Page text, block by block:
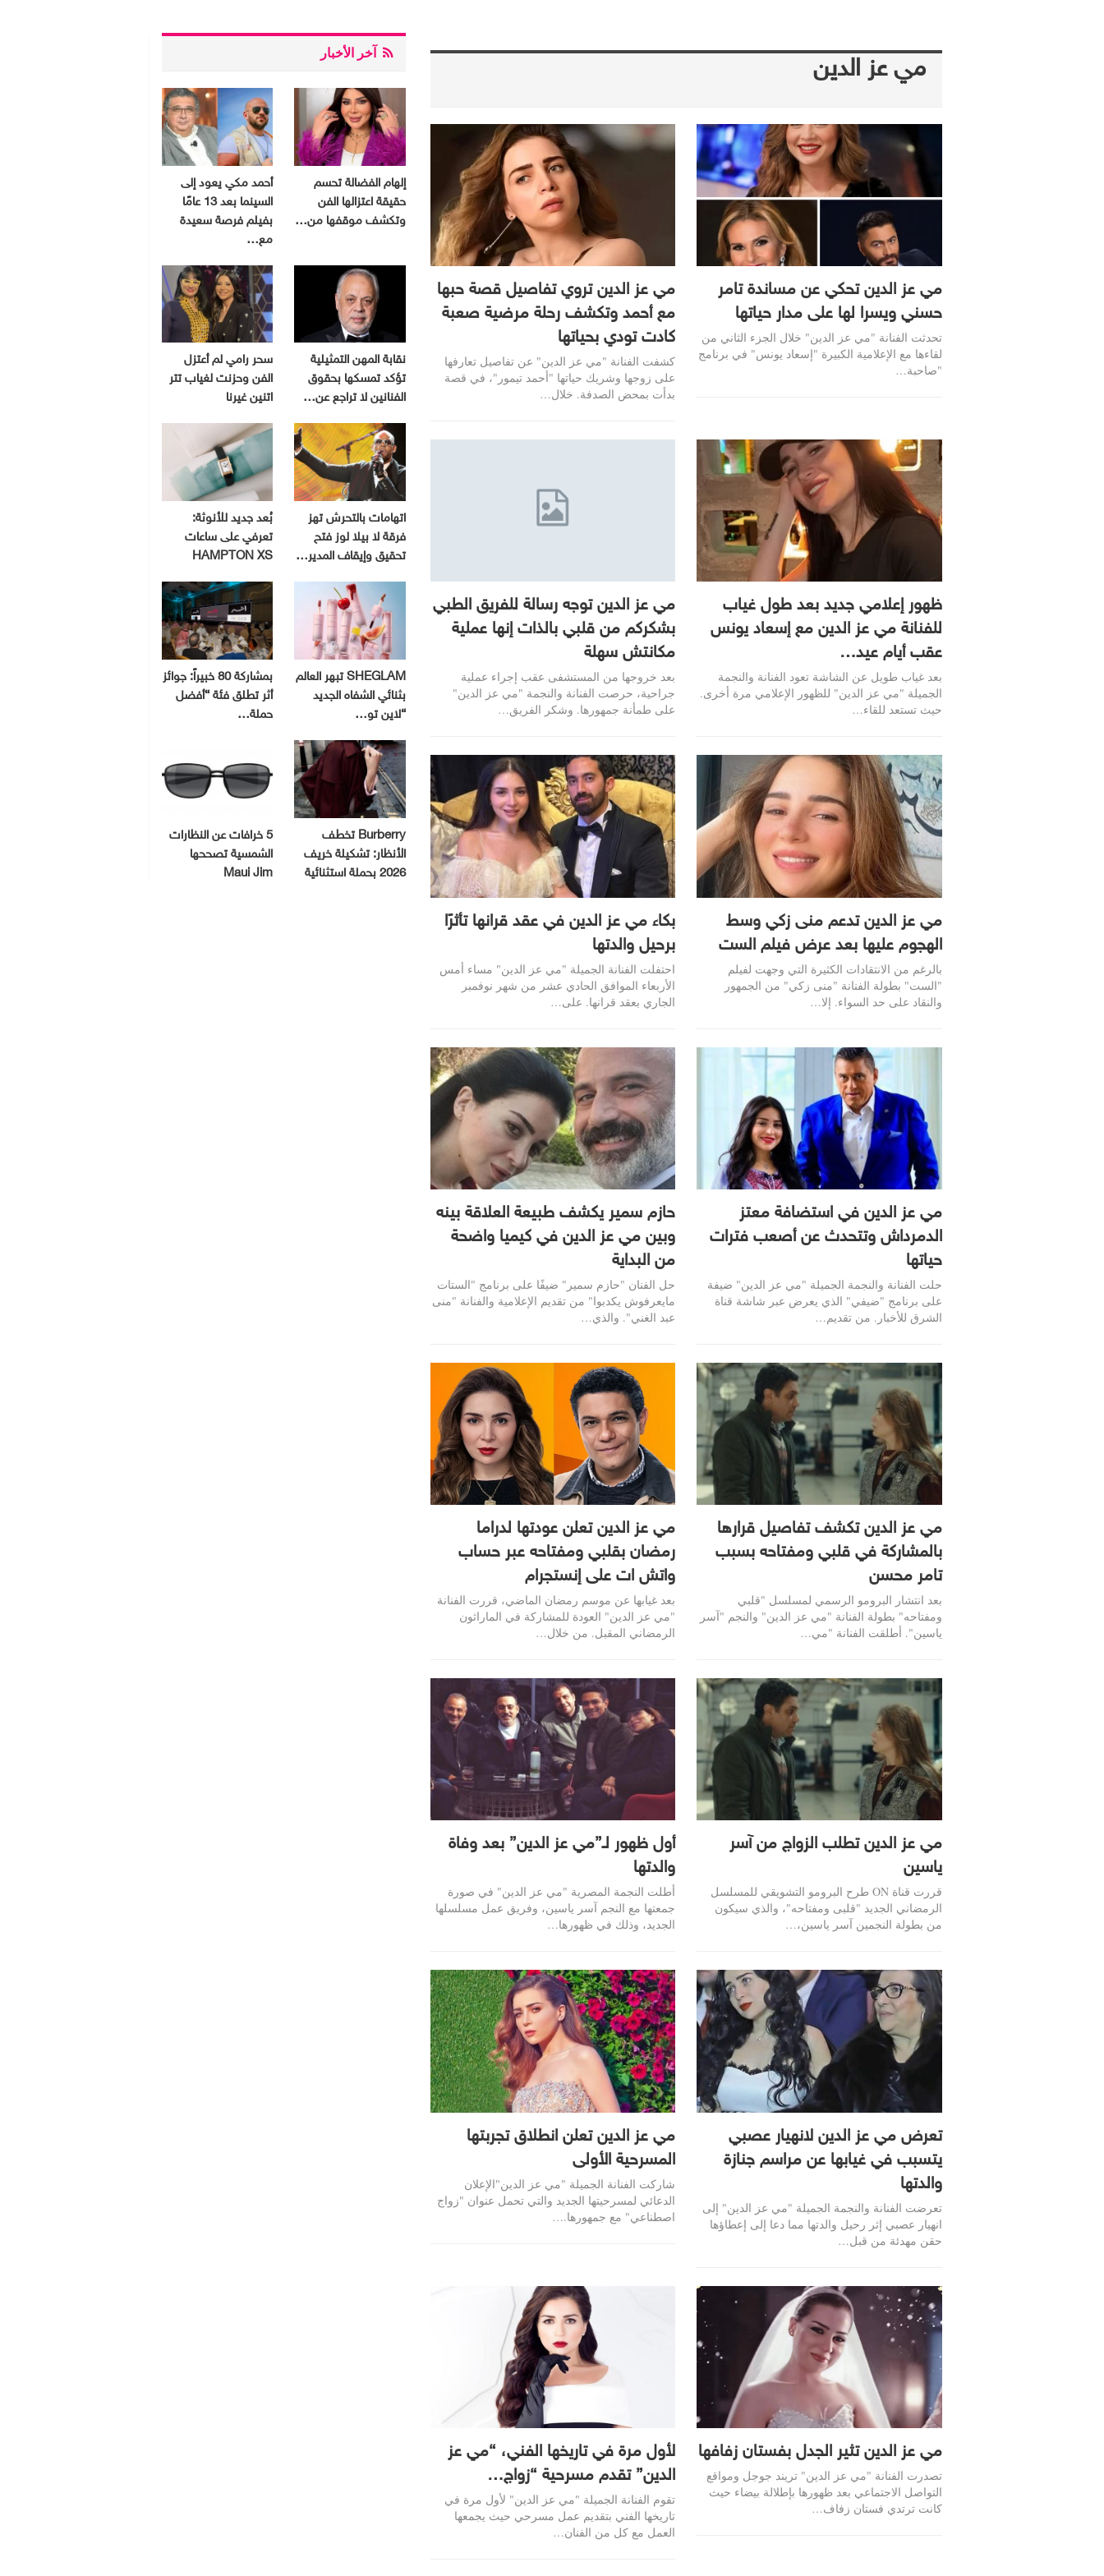
مي عز الدين
مي عز الدين تحكي عن مساندة تامر
حسني ويسرا لها على مدار حياتها
تحدثت الفنانة "مي عز الدين" خلال الجزء الثاني من
لقاءها مع الإعلامية الكبيرة "إسعاد يونس" في برنامج
"صاحبة…
مي عز الدين تروي تفاصيل قصة حبها
مع أحمد وتكشف رحلة مرضية صعبة
كادت تودي بحياتها
كشفت الفنانة "مي عز الدين" عن تفاصيل تعارفها
على زوجها وشريك حياتها "أحمد تيمور"، في قصة
بدأت بمحض الصدفة. خلال…
ظهور إعلامي جديد بعد طول غياب
للفنانة مي عز الدين مع إسعاد يونس
عقب أيام عيد…
بعد غياب طويل عن الشاشة تعود الفنانة والنجمة
الجميلة "مي عز الدين" للظهور الإعلامي مرة أخرى.
حيث تستعد للقاء…
مي عز الدين توجه رسالة للفريق الطبي
بشكركم من قلبي بالذات إنها عملية
مكانتش سهلة
بعد خروجها من المستشفى عقب إجراء عملية
جراحية، حرصت الفنانة والنجمة "مي عز الدين"
على طمأنة جمهورها. وشكر الفريق…
مي عز الدين تدعم منى زكي وسط
الهجوم عليها بعد عرض فيلم الست
بالرغم من الانتقادات الكثيرة التي وجهت لفيلم
"الست" بطولة الفنانة "منى زكي" من الجمهور
والنقاد على حد السواء. إلا…
بكاء مي عز الدين في عقد قرانها تأثرًا
برحيل والدتها
احتفلت الفنانة الجميلة "مي عز الدين" مساء أمس
الأربعاء الموافق الحادي عشر من شهر نوفمبر
الجاري بعقد قرانها. على…
مي عز الدين في استضافة معتز
الدمرداش وتتحدث عن أصعب فترات
حياتها
حلت الفنانة والنجمة الجميلة "مي عز الدين" ضيفة
على برنامج "ضيفي" الذي يعرض عبر شاشة قناة
الشرق للأخبار. من تقديم…
حازم سمير يكشف طبيعة العلاقة بينه
وبين مي عز الدين في كيميا واضحة
من البداية
حل الفنان "حازم سمير" ضيفًا على برنامج "الستات
مايعرفوش يكدبوا" من تقديم الإعلامية والفنانة "منى
عبد الغني". والذي…
مي عز الدين تكشف تفاصيل قرارها
بالمشاركة في قلبي ومفتاحه بسبب
تامر محسن
بعد انتشار البرومو الرسمي لمسلسل "قلبي
ومفتاحه" بطولة الفنانة "مي عز الدين" والنجم "آسر
ياسين". أطلقت الفنانة "مي…
مي عز الدين تعلن عودتها لدراما
رمضان بقلبي ومفتاحه عبر حساب
واتش ات على إنستجرام
بعد غيابها عن موسم رمضان الماضي، قررت الفنانة
"مي عز الدين" العودة للمشاركة في الماراثون
الرمضاني المقبل. من خلال…
مي عز الدين تطلب الزواج من آسر
ياسين
قررت قناة ON طرح البرومو التشويقي للمسلسل
الرمضاني الجديد "قلبى ومفتاحه"، والذي سيكون
من بطولة النجمين آسر ياسين،…
أول ظهور لـ”مي عز الدين” بعد وفاة
والدتها
أطلت النجمة المصرية "مي عز الدين" في صورة
جمعتها مع النجم آسر ياسين، وفريق عمل مسلسلها
الجديد، وذلك في ظهورها…
تعرض مي عز الدين لانهيار عصبي
يتسبب في غيابها عن مراسم جنازة
والدتها
تعرضت الفنانة والنجمة الجميلة "مي عز الدين" إلى
انهيار عصبي إثر رحيل والدتها مما دعا إلى إعطاؤها
حقن مهدئة من قبل…
مي عز الدين تعلن انطلاق تجربتها
المسرحية الأولى
شاركت الفنانة الجميلة "مي عز الدين"الإعلان
الدعائي لمسرحيتها الجديد والتي تحمل عنوان "زواج
اصطناعي" مع جمهورها.…
مي عز الدين تثير الجدل بفستان زفافها
تصدرت الفنانة "مي عز الدين" تريند جوجل ومواقع
التواصل الاجتماعي بعد ظهورها بإطلالة بيضاء حيث
كانت ترتدي فستان زفاف…
لأول مرة في تاريخها الفني، “مي عز
الدين” تقدم مسرحية “زواج…
تقوم الفنانة الجميلة "مي عز الدين" لأول مرة في
تاريخها الفني بتقديم عمل مسرحي حيث يجمعها
العمل مع كل من الفنان…
آخر الأخبار
إلهام الفضالة تحسم
حقيقة اعتزالها الفن
وتكشف موقفها من…
أحمد مكي يعود إلى
السينما بعد 13 عامًا
بفيلم فرصة سعيدة
مع…
نقابة المهن التمثيلية
تؤكد تمسكها بحقوق
الفنانين لا تراجع عن…
سحر رامي لم أعتزل
الفن وحزنت لغياب تتر
اتنين غيرنا
اتهامات بالتحرش تهز
فرقة لا بيلا لوز فتح
تحقيق وإيقاف المدير…
بُعد جديد للأنوثة:
تعرفي على ساعات
HAMPTON XS
SHEGLAM تبهر العالم
بثنائي الشفاه الجديد
“لاين تو…
بمشاركة 80 خبيراً: جوائز
أثر تطلق فئة “أفضل
حملة…
Burberry تخطف
الأنظار: تشكيلة خريف
2026 بحملة استثنائية
5 خرافات عن النظارات
الشمسية تصححها
Maui Jim